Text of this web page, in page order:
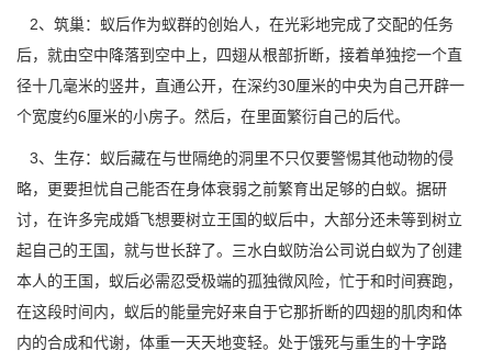
2、筑巢： 蚁后作为蚁群的创始人，在光彩地完成了交配的任务
后，就由空中降落到空中上，四翅从根部折断，接着单独挖一个直
径十几毫米的竖井，直通公开，在深约30厘米的中央为自己开辟一
个宽度约6厘米的小房子。然后，在里面繁衍自己的后代。
3、生存：蚁后藏在与世隔绝的洞里不只仅要警惕其他动物的侵
略，更要担忧自己能否在身体衰弱之前繁育出足够的白蚁。据研
讨，在许多完成婚飞想要树立王国的蚁后中，大部分还未等到树立
起自己的王国，就与世长辞了。三水白蚁防治公司说白蚁为了创建
本人的王国，蚁后必需忍受极端的孤独微风险，忙于和时间赛跑，
在这段时间内，蚁后的能量完好来自于它那折断的四翅的肌肉和体
内的合成和代谢，体重一天天地变轻。处于饿死与重生的十字路